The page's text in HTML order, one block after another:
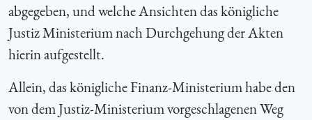
abgegeben, und welche Ansichten das königliche
Justiz Ministerium nach Durchgehung der Akten
hierin aufgestellt.
Allein, das königliche Finanz-Ministerium habe den
von dem Justiz-Ministerium vorgeschlagenen Weg